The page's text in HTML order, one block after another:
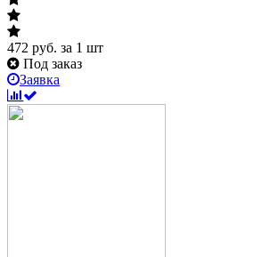
472 руб. за 1 шт
Под заказ
Заявка